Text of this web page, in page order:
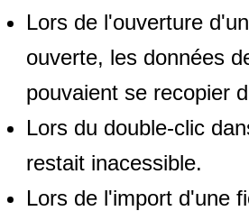
Lors de l'ouverture
ouverte, les données
pouvaient se recopier
Lors du double-clic
restait inacessible.
Lors de l'import d'une